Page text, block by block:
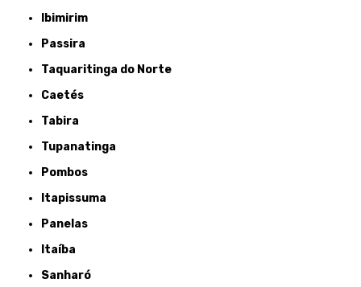
Ibimirim
Passira
Taquaritinga do Norte
Caetés
Tabira
Tupanatinga
Pombos
Itapissuma
Panelas
Itaíba
Sanharó